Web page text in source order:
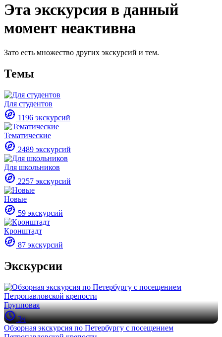
Эта экскурсия в данный
момент неактивна
Зато есть множество других экскурсий и тем.
Темы
Для студентов
1196 экскурсий
Тематические
2489 экскурсий
Для школьников
2257 экскурсий
Новые
59 экскурсий
Кронштадт
87 экскурсий
Экскурсии
Групповая
3ч
Обзорная экскурсия по Петербургу с посещением